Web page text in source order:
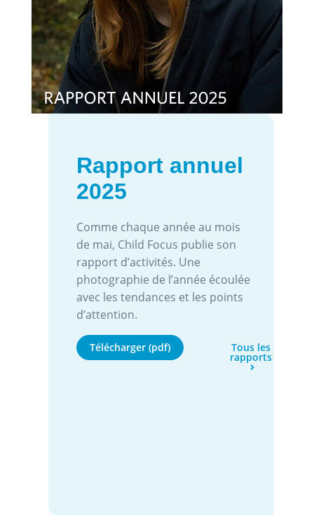
Rapport annuel
2025
Comme chaque année au mois
de mai, Child Focus publie son
rapport d’activités. Une
photographie de l’année écoulée
avec les tendances et les points
d’attention.
Télécharger (pdf) Tous les
rapports